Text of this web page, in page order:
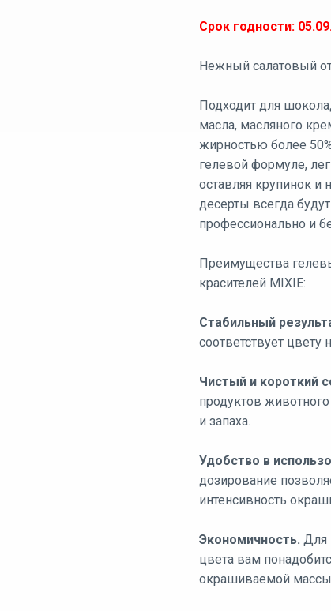
Срок годности:
Нежный салатовый
Подходит для
масла, масляного
жирностью более
гелевой формуле,
оставляя крупинок и
десерты всегда
профессионально и
Преимущества
красителей MIXIE:
Стабильный
соответствует цвету
Чистый и короткий
продуктов
и запаха.
Удобство в
дозирование
интенсивность
Экономичность. Для
цвета вам
окрашиваемой